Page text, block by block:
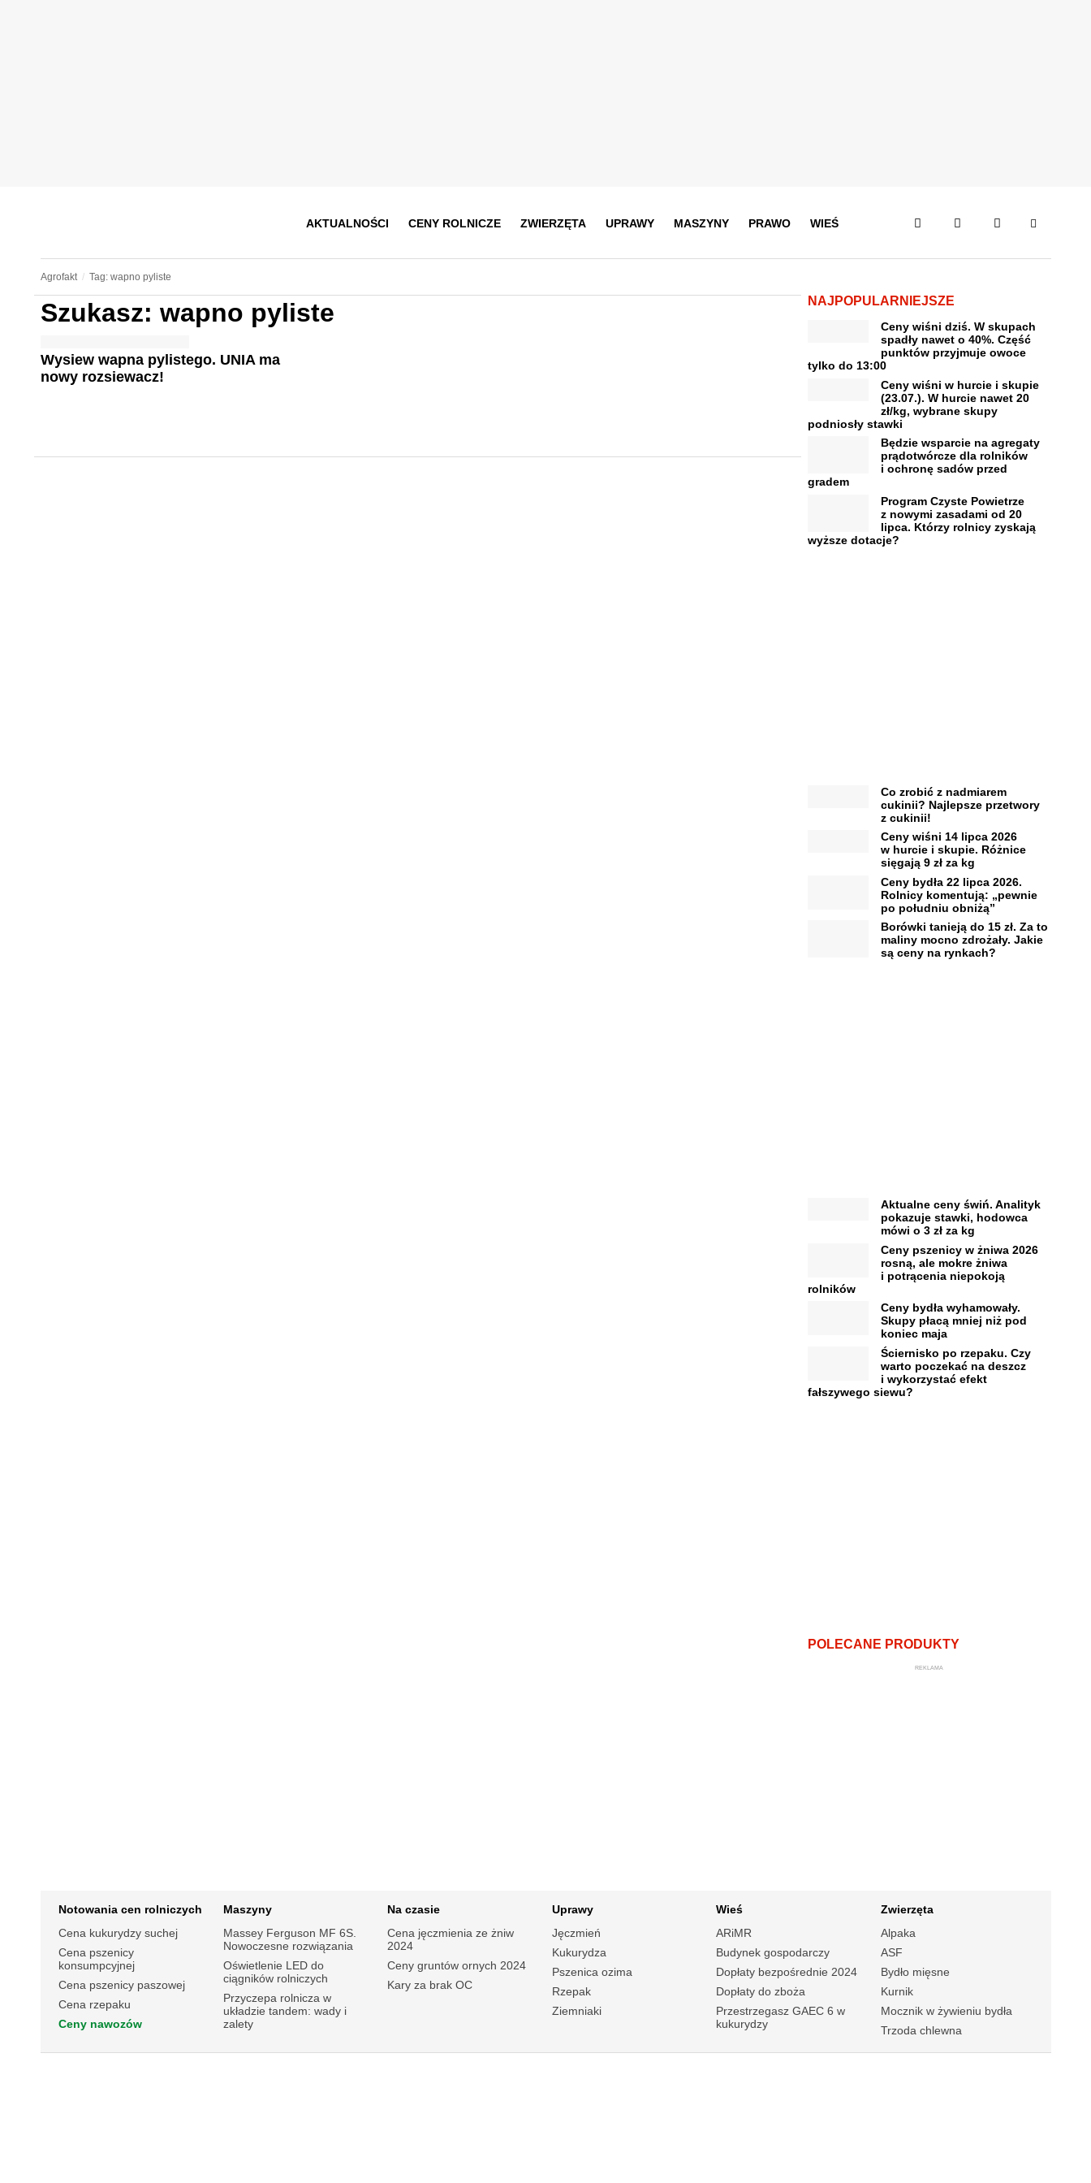
AKTUALNOŚCI CENY ROLNICZE ZWIERZĘTA UPRAWY MASZYNY PRAWO WIEŚ
Agrofakt Tag: wapno pyliste
Szukasz: wapno pyliste
Wysiew wapna pylistego. UNIA ma
nowy rozsiewacz!
NAJPOPULARNIEJSZE
Ceny wiśni dziś. W skupach
spadły nawet o 40%. Część
punktów przyjmuje owoce
tylko do 13:00
Ceny wiśni w hurcie i skupie
(23.07.). W hurcie nawet 20
zł/kg, wybrane skupy
podniosły stawki
Będzie wsparcie na agregaty
prądotwórcze dla rolników
i ochronę sadów przed
gradem
Program Czyste Powietrze
z nowymi zasadami od 20
lipca. Którzy rolnicy zyskają
wyższe dotacje?
Co zrobić z nadmiarem
cukinii? Najlepsze przetwory
z cukinii!
Ceny wiśni 14 lipca 2026
w hurcie i skupie. Różnice
sięgają 9 zł za kg
Ceny bydła 22 lipca 2026.
Rolnicy komentują: „pewnie
po południu obniżą”
Borówki tanieją do 15 zł. Za to
maliny mocno zdrożały. Jakie
są ceny na rynkach?
Aktualne ceny świń. Analityk
pokazuje stawki, hodowca
mówi o 3 zł za kg
Ceny pszenicy w żniwa 2026
rosną, ale mokre żniwa
i potrącenia niepokoją
rolników
Ceny bydła wyhamowały.
Skupy płacą mniej niż pod
koniec maja
Ściernisko po rzepaku. Czy
warto poczekać na deszcz
i wykorzystać efekt
fałszywego siewu?
POLECANE PRODUKTY
REKLAMA
Notowania cen rolniczych
Cena kukurydzy suchej
Cena pszenicy
konsumpcyjnej
Cena pszenicy paszowej
Cena rzepaku
Ceny nawozów
Maszyny
Massey Ferguson MF 6S.
Nowoczesne rozwiązania
Oświetlenie LED do
ciągników rolniczych
Przyczepa rolnicza w
układzie tandem: wady i
zalety
Na czasie
Cena jęczmienia ze żniw
2024
Ceny gruntów ornych 2024
Kary za brak OC
Uprawy
Jęczmień
Kukurydza
Pszenica ozima
Rzepak
Ziemniaki
Wieś
ARiMR
Budynek gospodarczy
Dopłaty bezpośrednie 2024
Dopłaty do zboża
Przestrzegasz GAEC 6 w
kukurydzy
Zwierzęta
Alpaka
ASF
Bydło mięsne
Kurnik
Mocznik w żywieniu bydła
Trzoda chlewna